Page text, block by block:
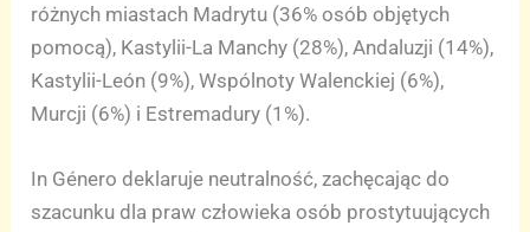
różnych miastach Madrytu (36% osób objętych
pomocą), Kastylii-La Manchy (28%), Andaluzji (14%),
Kastylii-León (9%), Wspólnoty Walenckiej (6%),
Murcji (6%) i Estremadury (1%).
In Género deklaruje neutralność, zachęcając do
szacunku dla praw człowieka osób prostytuujących